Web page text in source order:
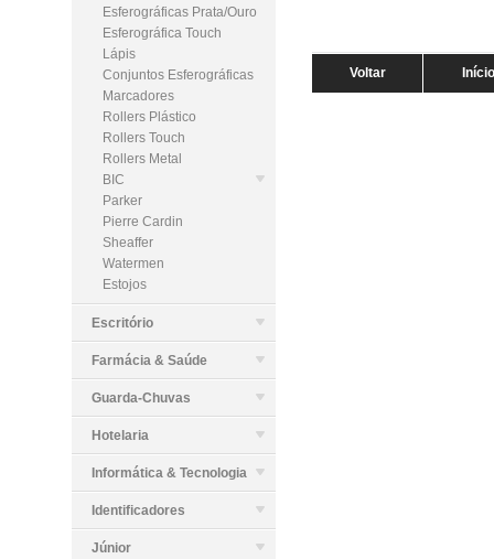
Esferográficas Prata/Ouro
Esferográfica Touch
Lápis
Conjuntos Esferográficas
Marcadores
Rollers Plástico
Rollers Touch
Rollers Metal
BIC
Parker
Pierre Cardin
Sheaffer
Watermen
Estojos
Escritório
Farmácia & Saúde
Guarda-Chuvas
Hotelaria
Informática & Tecnologia
Identificadores
Júnior
Voltar Início